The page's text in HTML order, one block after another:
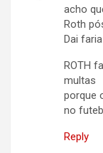
acho
Roth
Dai
ROTH
multas
porque
no
Reply